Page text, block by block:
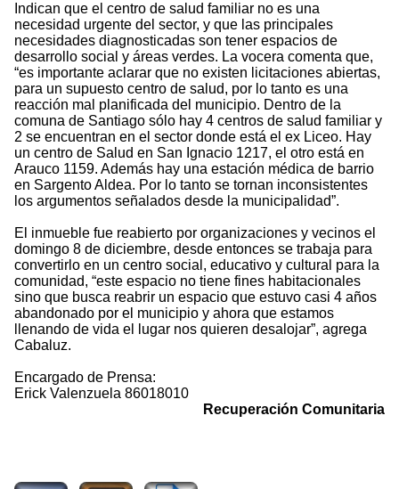
Indican que el centro de salud familiar no es una
necesidad urgente del sector, y que las principales
necesidades diagnosticadas son tener espacios de
desarrollo social y áreas verdes. La vocera comenta que,
“es importante aclarar que no existen licitaciones abiertas,
para un supuesto centro de salud, por lo tanto es una
reacción mal planificada del municipio. Dentro de la
comuna de Santiago sólo hay 4 centros de salud familiar y
2 se encuentran en el sector donde está el ex Liceo. Hay
un centro de Salud en San Ignacio 1217, el otro está en
Arauco 1159. Además hay una estación médica de barrio
en Sargento Aldea. Por lo tanto se tornan inconsistentes
los argumentos señalados desde la municipalidad”.
El inmueble fue reabierto por organizaciones y vecinos el
domingo 8 de diciembre, desde entonces se trabaja para
convertirlo en un centro social, educativo y cultural para la
comunidad, “este espacio no tiene fines habitacionales
sino que busca reabrir un espacio que estuvo casi 4 años
abandonado por el municipio y ahora que estamos
llenando de vida el lugar nos quieren desalojar”, agrega
Cabaluz.
Encargado de Prensa:
Erick Valenzuela 86018010
Recuperación Comunitaria